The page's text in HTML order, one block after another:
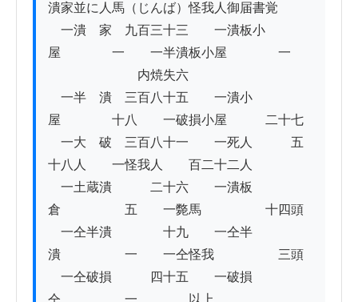
潰家並に人馬（じんば）怪我人御届書覚
一潰　家　九百三十三　　一潰板小
屋　　　　一　　一半潰板小屋　　　　一
内焼失六
一半　潰　三百八十五　　一潰小
屋　　　　十八　　一破損小屋　　　二十七
一大　破　三百八十一　　一死人　　　五
十八人　　一怪我人　　百二十二人
一土蔵潰　　　二十六　　一潰板
倉　　　　　五　　一斃馬　　　　　十四頭
一仝半潰　　　　十九　　一仝半
潰　　　　　一　　一仝怪我　　　　　三頭
一仝破損　　　四十五　　一破損